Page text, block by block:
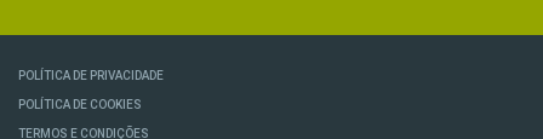
POLÍTICA DE PRIVACIDADE
POLÍTICA DE COOKIES
TERMOS E CONDIÇÕES